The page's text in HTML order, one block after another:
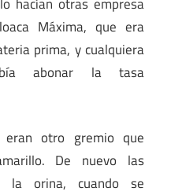
Máxima, que era
prima, y cualquiera
abonar la tasa
otro gremio que
De nuevo las
la orina, cuando se